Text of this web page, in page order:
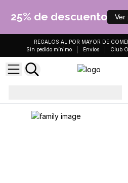
25% de descuento Ver
REGALOS AL POR MAYOR DE
Sin pedido mínimo
Envíos Club